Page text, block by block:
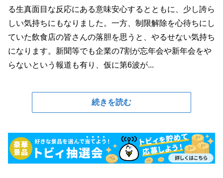
る生真面目な反応にある意味安心するとともに、少し誇ら
しい気持ちにもなりました。一方、制限解除を心待ちにし
ていた飲食店の皆さんの落胆を思うと、やるせない気持ち
になります。新聞等でも企業の7割が忘年会や新年会をや
らないという報道も有り、仮に第6波が...
続きを読む